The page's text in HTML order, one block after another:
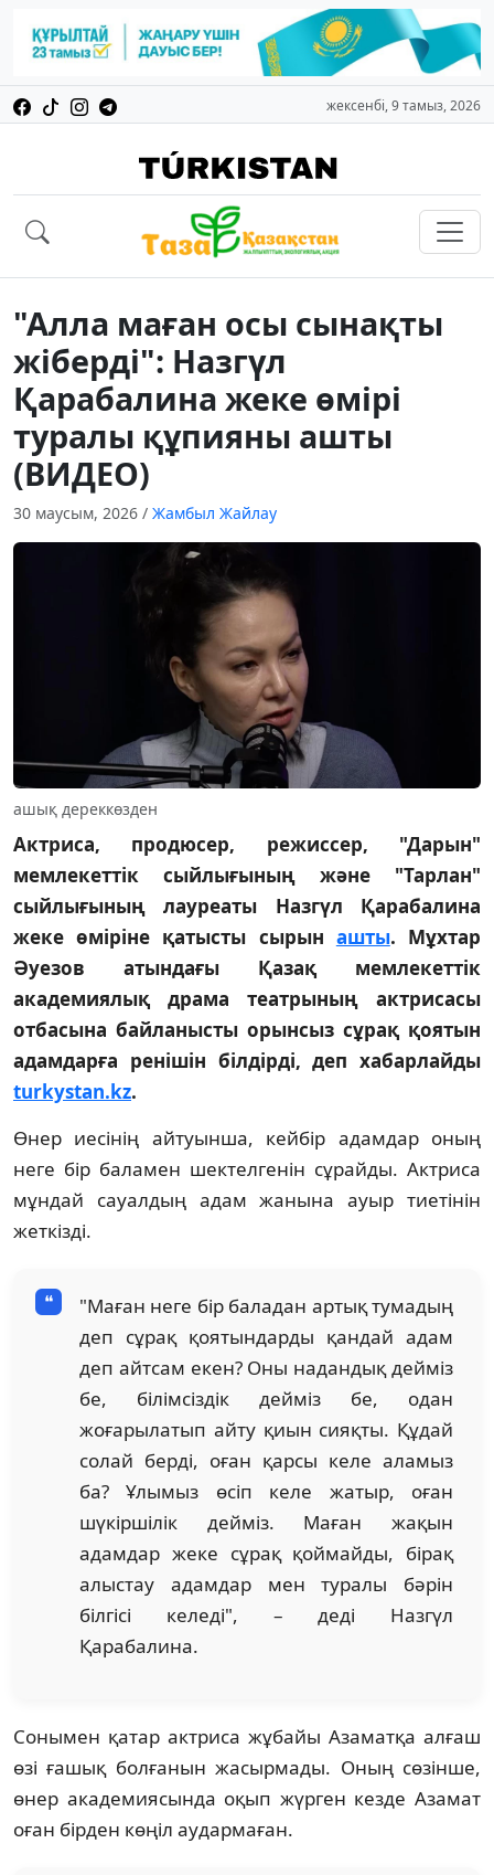
жексенбі, 9 тамыз, 2026
"Алла маған осы сынақты
жіберді": Назгүл
Қарабалина жеке өмірі
туралы құпияны ашты
(ВИДЕО)
30 маусым, 2026 / Жамбыл Жайлау
ашық дереккөзден
Актриса, продюсер, режиссер, "Дарын"
мемлекеттік сыйлығының және "Тарлан"
сыйлығының лауреаты Назгүл Қарабалина
жеке өміріне қатысты сырын ашты. Мұхтар
Әуезов атындағы Қазақ мемлекеттік
академиялық драма театрының актрисасы
отбасына байланысты орынсыз сұрақ қоятын
адамдарға ренішін білдірді, деп хабарлайды
turkystan.kz.
Өнер иесінің айтуынша, кейбір адамдар оның
неге бір баламен шектелгенін сұрайды. Актриса
мұндай сауалдың адам жанына ауыр тиетінін
жеткізді.
"Маған неге бір баладан артық тумадың
деп сұрақ қоятындарды қандай адам
деп айтсам екен? Оны надандық дейміз
бе, білімсіздік дейміз бе, одан
жоғарылатып айту қиын сияқты. Құдай
солай берді, оған қарсы келе аламыз
ба? Ұлымыз өсіп келе жатыр, оған
шүкіршілік дейміз. Маған жақын
адамдар жеке сұрақ қоймайды, бірақ
алыстау адамдар мен туралы бәрін
білгісі келеді", – деді Назгүл
Қарабалина.
Сонымен қатар актриса жұбайы Азаматқа алғаш
өзі ғашық болғанын жасырмады. Оның сөзінше,
өнер академиясында оқып жүрген кезде Азамат
оған бірден көңіл аудармаған.